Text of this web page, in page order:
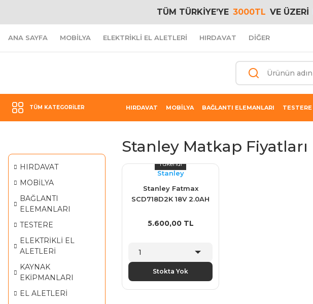
TÜM TÜRKİYE’YE 3000TL VE ÜZERİ
ANA SAYFA MOBİLYA ELEKTRİKLİ EL ALETLERİ HIRDAVAT DİĞER
TÜM KATEGORILER HIRDAVAT MOBİLYA BAĞLANTI ELEMANLARI TESTERE
HIRDAVAT
MOBİLYA
BAĞLANTI
ELEMANLARI
TESTERE
ELEKTRİKLİ EL
ALETLERİ
KAYNAK
EKİPMANLARI
EL ALETLERİ
Stanley Matkap Fiyatları
Tükendi
Stanley
Stanley Fatmax
SCD718D2K 18V 2.0AH
Matkap
5.600,00 TL
Stokta Yok